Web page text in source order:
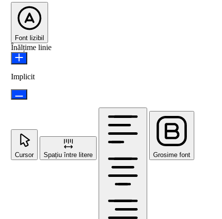
Font lizibil
Înălțime linie
Implicit
Cursor Spațiu între litere Grosime font